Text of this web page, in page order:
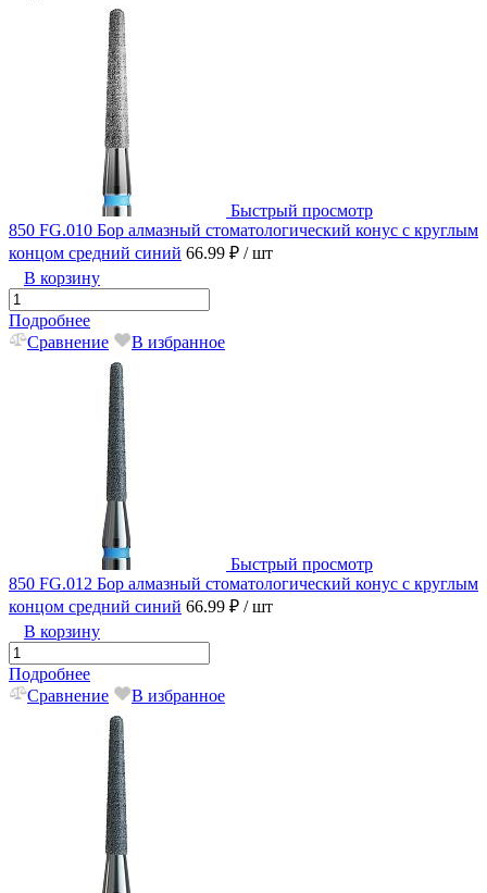
Быстрый просмотр
850 FG.010 Бор алмазный стоматологический конус с круглым
концом средний синий 66.99 ₽ / шт
В корзину
Подробнее
Сравнение
В избранное
Быстрый просмотр
850 FG.012 Бор алмазный стоматологический конус с круглым
концом средний синий 66.99 ₽ / шт
В корзину
Подробнее
Сравнение
В избранное